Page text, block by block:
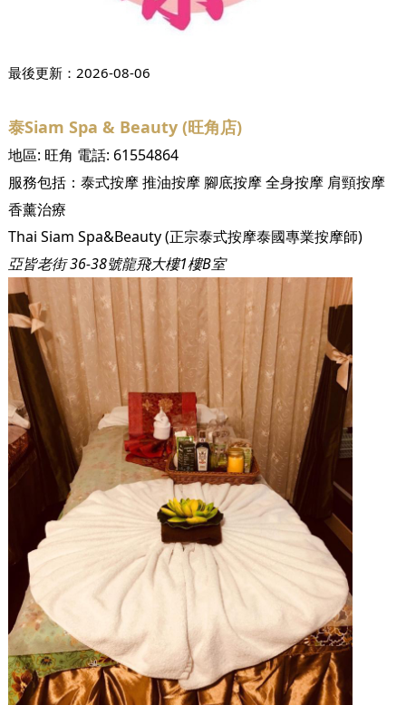
最後更新： 2026-08-06
泰Siam Spa & Beauty (旺角店)
地區: 旺角 電話: 61554864
服務包括： 泰式按摩推油按摩 腳底按摩全身按摩 肩頸按摩
香薰治療
Thai Siam Spa&Beauty (正宗泰式按摩泰國專業按摩師)
亞皆老街 36-38號龍飛大樓1樓B室